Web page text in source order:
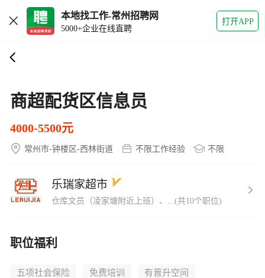
本地找工作-常州招聘网
5000+企业在线直聘
打开APP
商超配货区信息员
4000-5500元
常州市-钟楼区-西林街道 不限工作经验 不限
乐瑞家超市
仓库文员（凌家塘附近上班）、...(共10个职位)
职位福利
五项社会保险 免费培训 有晋升空间